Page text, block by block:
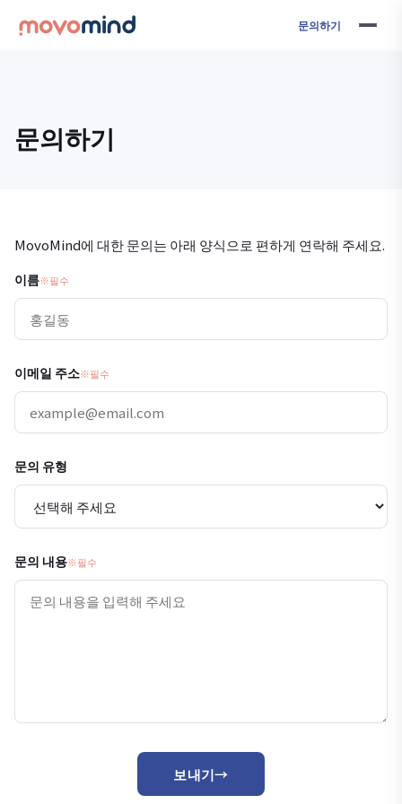
문의하기
문의하기
MovoMind에 대한 문의는 아래 양식으로 편하게 연락해 주세요.
이름※필수
이메일 주소※필수
문의 유형
문의 내용※필수
보내기→